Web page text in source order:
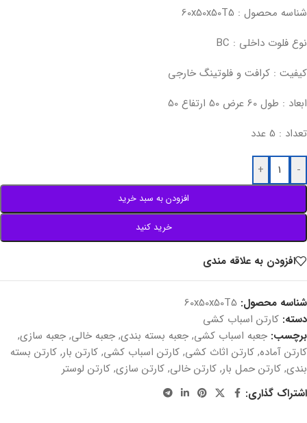
شناسه محصول : 60x50x50T5
نوع فلوت داخلی : BC
کیفیت : کرافت و فلوتینگ خارجی
ابعاد : طول 60 عرض 50 ارتفاع 50
تعداد : 5 عدد
-
+
افزودن به سبد خرید
خرید کنید
افزودن به علاقه مندی
شناسه محصول: 60x50x50T5
دسته: کارتن اسباب کشی
برچسب: جعبه اسباب کشی, جعبه بسته بندی, جعبه خالی, جعبه سازی,
کارتن آماده, کارتن اثاث کشی, کارتن اسباب کشی, کارتن بار, کارتن بسته
بندی, کارتن حمل بار, کارتن خالی, کارتن سازی, کارتن لوستر
اشتراک گذاری: